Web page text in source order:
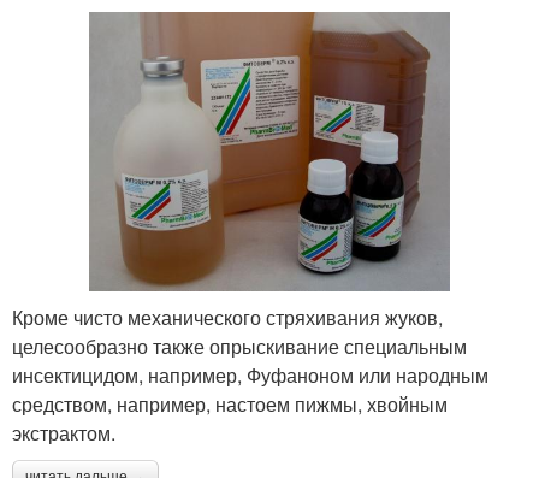
Кроме чисто механического стряхивания жуков,
целесообразно также опрыскивание специальным
инсектицидом, например, Фуфаноном или народным
средством, например, настоем пижмы, хвойным
экстрактом.